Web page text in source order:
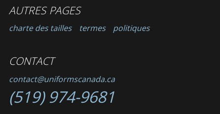
AUTRES PAGES
charte des tailles termes politiques
CONTACT
contact@uniformscanada.ca
(519) 974-9681